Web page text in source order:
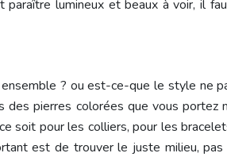
paraître lumineux et beaux à voir, il
? ou est-ce-que le style ne
des pierres colorées que vous portez
soit pour les colliers, pour les
est de trouver le juste milieu,